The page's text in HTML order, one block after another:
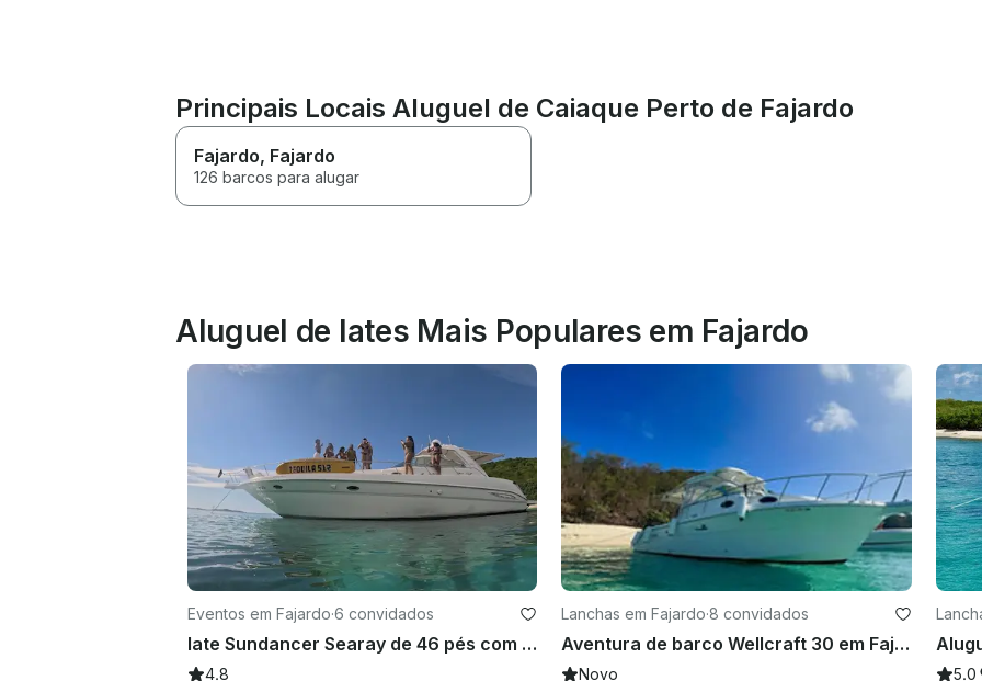
Principais Locais Aluguel de Caiaque Perto de Fajardo
Fajardo, Fajardo
126 barcos para alugar
Aluguel de Iates Mais Populares em Fajardo
Eventos em Fajardo·6 convidados
Iate Sundancer Searay de 46 pés com capitão e tripulação na área de Fajardo
4.8
Lanchas em Fajardo·8 convidados
Aventura de barco Wellcraft 30 em Fajardo, Porto Rico
Novo 5.0